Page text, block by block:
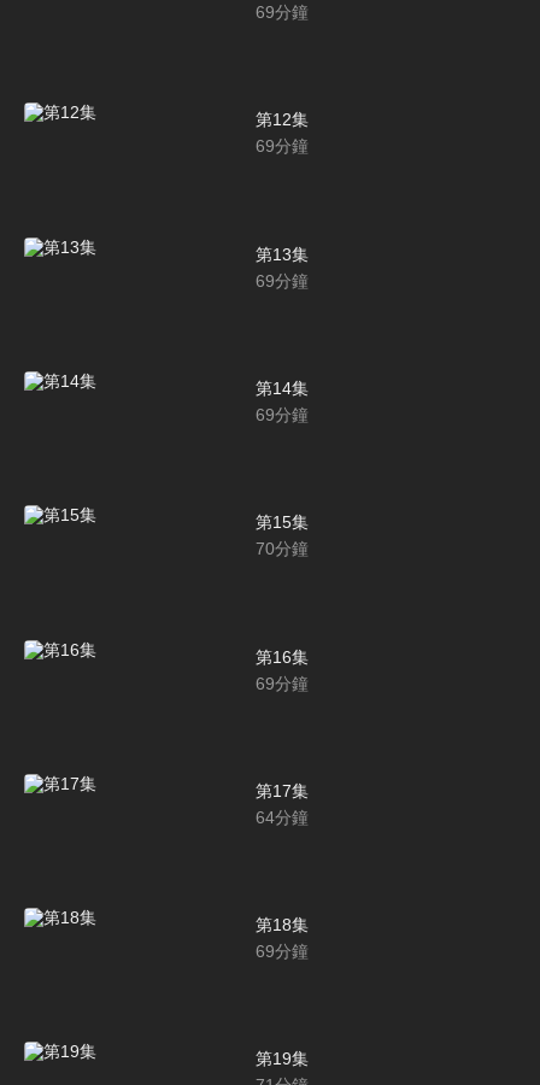
69分鐘
第12集
69分鐘
第13集
69分鐘
第14集
69分鐘
第15集
70分鐘
第16集
69分鐘
第17集
64分鐘
第18集
69分鐘
第19集